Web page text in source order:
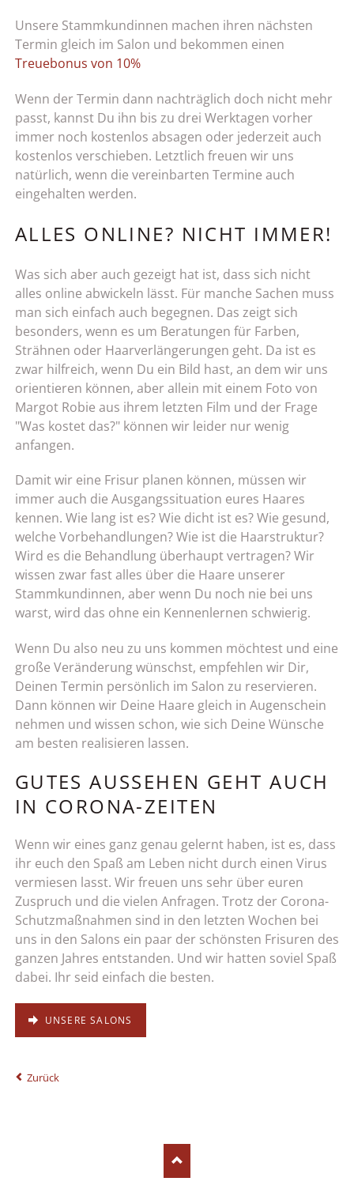
Unsere Stammkundinnen machen ihren nächsten
Termin gleich im Salon und bekommen einen
Treuebonus von 10%
Wenn der Termin dann nachträglich doch nicht mehr
passt, kannst Du ihn bis zu drei Werktagen vorher
immer noch kostenlos absagen oder jederzeit auch
kostenlos verschieben. Letztlich freuen wir uns
natürlich, wenn die vereinbarten Termine auch
eingehalten werden.
ALLES ONLINE? NICHT IMMER!
Was sich aber auch gezeigt hat ist, dass sich nicht
alles online abwickeln lässt. Für manche Sachen muss
man sich einfach auch begegnen. Das zeigt sich
besonders, wenn es um Beratungen für Farben,
Strähnen oder Haarverlängerungen geht. Da ist es
zwar hilfreich, wenn Du ein Bild hast, an dem wir uns
orientieren können, aber allein mit einem Foto von
Margot Robie aus ihrem letzten Film und der Frage
"Was kostet das?" können wir leider nur wenig
anfangen.
Damit wir eine Frisur planen können, müssen wir
immer auch die Ausgangssituation eures Haares
kennen. Wie lang ist es? Wie dicht ist es? Wie gesund,
welche Vorbehandlungen? Wie ist die Haarstruktur?
Wird es die Behandlung überhaupt vertragen? Wir
wissen zwar fast alles über die Haare unserer
Stammkundinnen, aber wenn Du noch nie bei uns
warst, wird das ohne ein Kennenlernen schwierig.
Wenn Du also neu zu uns kommen möchtest und eine
große Veränderung wünschst, empfehlen wir Dir,
Deinen Termin persönlich im Salon zu reservieren.
Dann können wir Deine Haare gleich in Augenschein
nehmen und wissen schon, wie sich Deine Wünsche
am besten realisieren lassen.
GUTES AUSSEHEN GEHT AUCH
IN CORONA-ZEITEN
Wenn wir eines ganz genau gelernt haben, ist es, dass
ihr euch den Spaß am Leben nicht durch einen Virus
vermiesen lasst. Wir freuen uns sehr über euren
Zuspruch und die vielen Anfragen. Trotz der Corona-
Schutzmaßnahmen sind in den letzten Wochen bei
uns in den Salons ein paar der schönsten Frisuren des
ganzen Jahres entstanden. Und wir hatten soviel Spaß
dabei. Ihr seid einfach die besten.
UNSERE SALONS
Zurück